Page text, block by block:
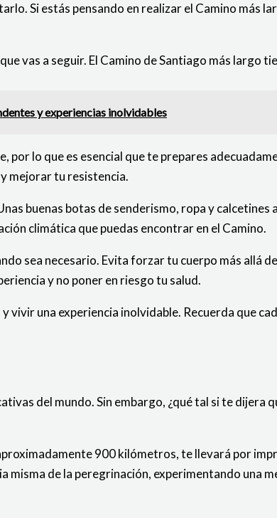
Si estás pensando en realizar el Camino más
vas a seguir. El Camino de Santiago más largo
y experiencias inolvidables
lo que es esencial que te prepares
mejorar tu resistencia.
buenas botas de senderismo, ropa y calcetines
climática que puedas encontrar en el Camino.
sea necesario. Evita forzar tu cuerpo más allá
y no poner en riesgo tu salud.
una experiencia inolvidable. Recuerda que
del mundo. Sin embargo, ¿qué tal si te dijera
900 kilómetros, te llevará por
de la peregrinación, experimentando una